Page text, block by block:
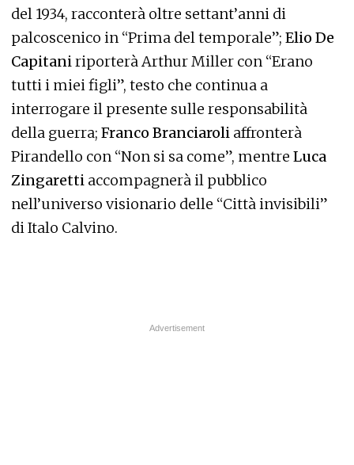
del 1934, racconterà oltre settant’anni di
palcoscenico in “Prima del temporale”; Elio De
Capitani riporterà Arthur Miller con “Erano
tutti i miei figli”, testo che continua a
interrogare il presente sulle responsabilità
della guerra; Franco Branciaroli affronterà
Pirandello con “Non si sa come”, mentre Luca
Zingaretti accompagnerà il pubblico
nell’universo visionario delle “Città invisibili”
di Italo Calvino.